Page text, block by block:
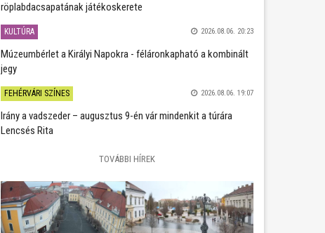
röplabdacsapatának játékoskerete
KULTÚRA 2026.08.06. 20:23
Múzeumbérlet a Királyi Napokra - féláronkapható a kombinált
jegy
FEHÉRVÁRI SZÍNES 2026.08.06. 19:07
Irány a vadszeder – augusztus 9-én vár mindenkit a túrára
Lencsés Rita
TOVÁBBI HÍREK